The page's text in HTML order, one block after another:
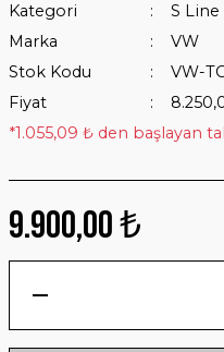
Kategori
S Line
Marka
VW
Stok Kodu
VW-
Fiyat
*1.055,09 ₺ den başlayan
9.900,00 ₺